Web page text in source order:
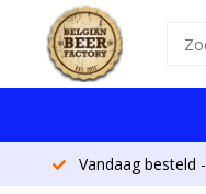
Vandaag besteld